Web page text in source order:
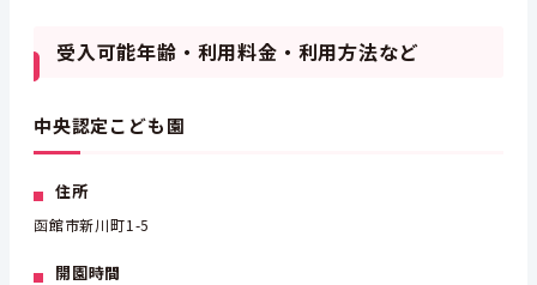
受入可能年齢・利用料金・利用方法など
中央認定こども園
住所
函館市新川町1-5
開園時間